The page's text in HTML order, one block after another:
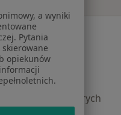
pacjentów
których
a wyniki
Pytania
opiekunów